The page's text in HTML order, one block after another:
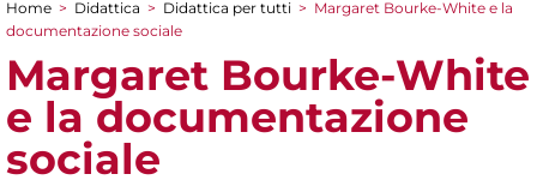
Tu sei qui
Home > Didattica > Didattica per tutti > Margaret Bourke-White e la
documentazione sociale
Margaret Bourke-White
e la documentazione
sociale